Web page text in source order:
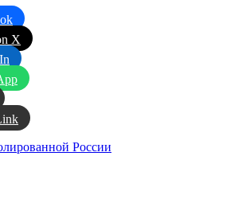
X
России